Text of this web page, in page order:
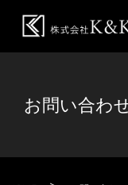
お問い合わ